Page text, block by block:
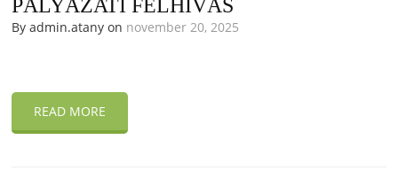
PÁLYÁZATI FELHÍVÁS
By admin.atany on november 20, 2025
READ MORE